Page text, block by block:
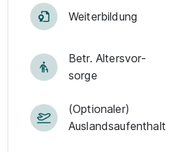
Weiter­bildung
Betr. Alters­vor­
sorge
(Optionaler)
Auslandsaufenthalt